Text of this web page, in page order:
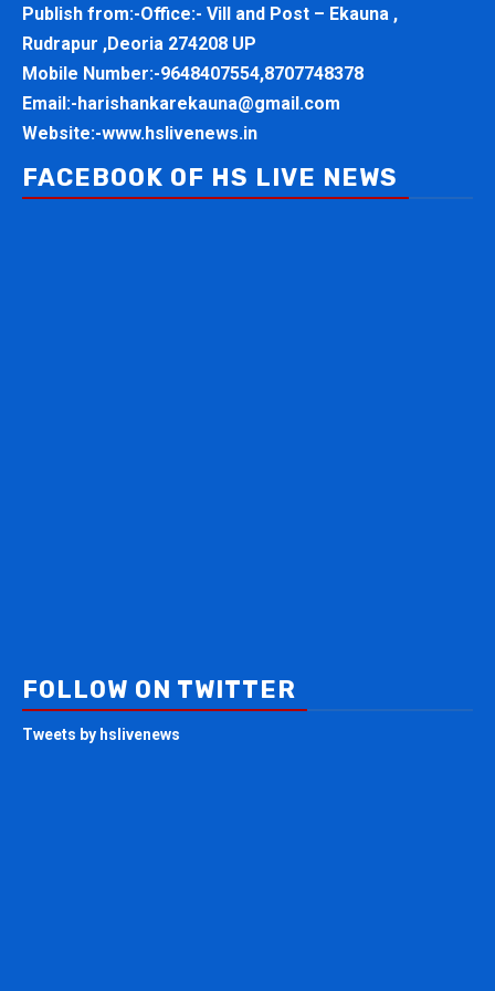
Publish from:-Office:- Vill and Post – Ekauna ,
Rudrapur ,Deoria 274208 UP
Mobile Number:-9648407554,8707748378
Email:-harishankarekauna@gmail.com
Website:-www.hslivenews.in
FACEBOOK OF HS LIVE NEWS
FOLLOW ON TWITTER
Tweets by hslivenews